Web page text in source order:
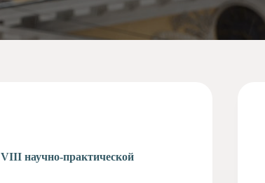
VIII научно-практической